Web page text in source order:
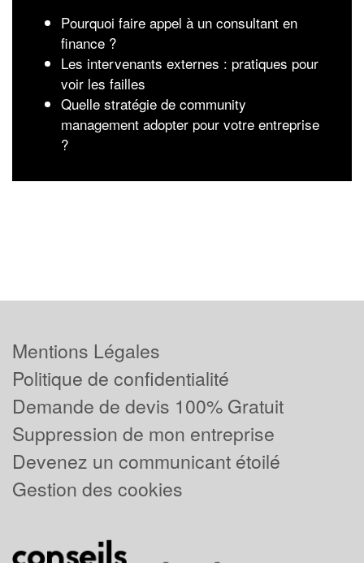
Pourquoi faire appel à un consultant en
finance ?
Les intervenants externes : pratiques pour
voir les failles
Quelle stratégie de community
management adopter pour votre entreprise
?
Mentions Légales
Politique de confidentialité
Demande de devis 100% Gratuit
Suppression de mon entreprise
Devenez un communicant étoilé
Gestion des cookies